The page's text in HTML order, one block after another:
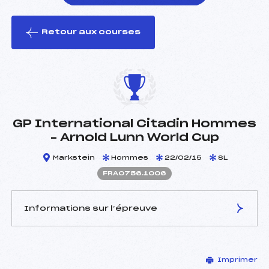
le ski
Retour aux courses
GP International Citadin Hommes
– Arnold Lunn World Cup
Markstein Hommes 22/02/15 SL
FRA0756.1006
Informations sur l’épreuve
KOENIG DANIEL (FRA)
Imprimer